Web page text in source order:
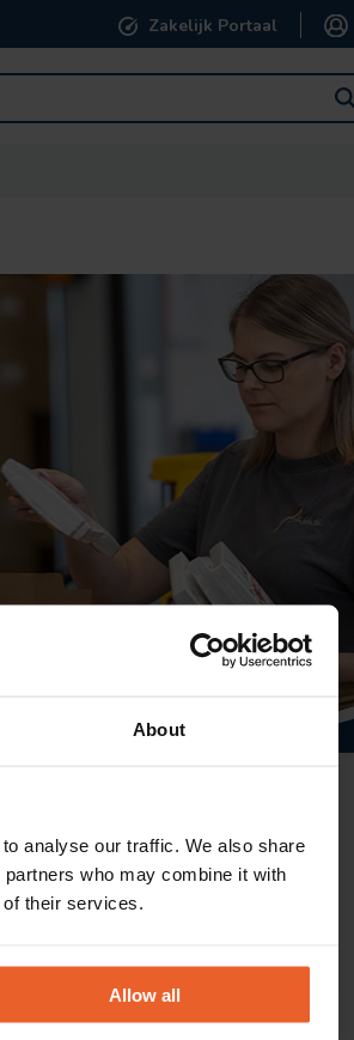
About
analyse our traffic. We also share
who may combine it with
of their services.
Allow all
Zakelijk Portaal